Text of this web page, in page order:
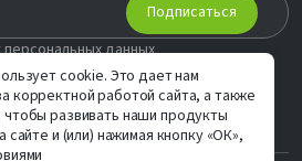
cookie. Это дает нам
корректной работой сайта, а также
развивать наши продукты
сайте и (или) нажимая кнопку «ОК»,
Подписаться
данных
предложения